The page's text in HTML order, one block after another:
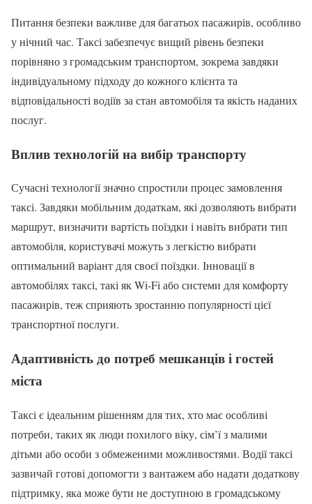
Питання безпеки важливе для багатьох пасажирів, особливо
у нічний час. Таксі забезпечує вищий рівень безпеки
порівняно з громадським транспортом, зокрема завдяки
індивідуальному підходу до кожного клієнта та
відповідальності водіїв за стан автомобіля та якість наданих
послуг.
Вплив технологій на вибір транспорту
Сучасні технології значно спростили процес замовлення
таксі. Завдяки мобільним додаткам, які дозволяють вибрати
маршрут, визначити вартість поїздки і навіть вибрати тип
автомобіля, користувачі можуть з легкістю вибрати
оптимальний варіант для своєї поїздки. Інновації в
автомобілях таксі, такі як Wi-Fi або системи для комфорту
пасажирів, теж сприяють зростанню популярності цієї
транспортної послуги.
Адаптивність до потреб мешканців і гостей
міста
Таксі є ідеальним рішенням для тих, хто має особливі
потреби, таких як люди похилого віку, сім’ї з малими
дітьми або особи з обмеженими можливостями. Водії таксі
зазвичай готові допомогти з вантажем або надати додаткову
підтримку, яка може бути не доступною в громадському